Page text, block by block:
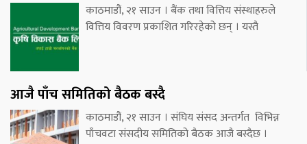
काठमाडौं, २१ साउन । बैंक तथा वित्तिय संस्थाहरुले
वित्तिय विवरण प्रकाशित गरिरहेको छन् । यस्तै
आजै पाँच समितिको बैठक बस्दै
काठमाडौं, २१ साउन । संघिय संसद अन्तर्गत विभिन्न
पाँचवटा संसदीय समितिको बैठक आजै बस्दैछ ।